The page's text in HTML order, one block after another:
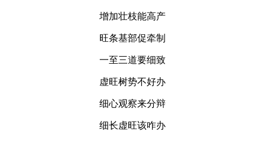
增加壮枝能高产
旺条基部促牵制
一至三道要细致
虚旺树势不好办
细心观察来分辩
细长虚旺该咋办